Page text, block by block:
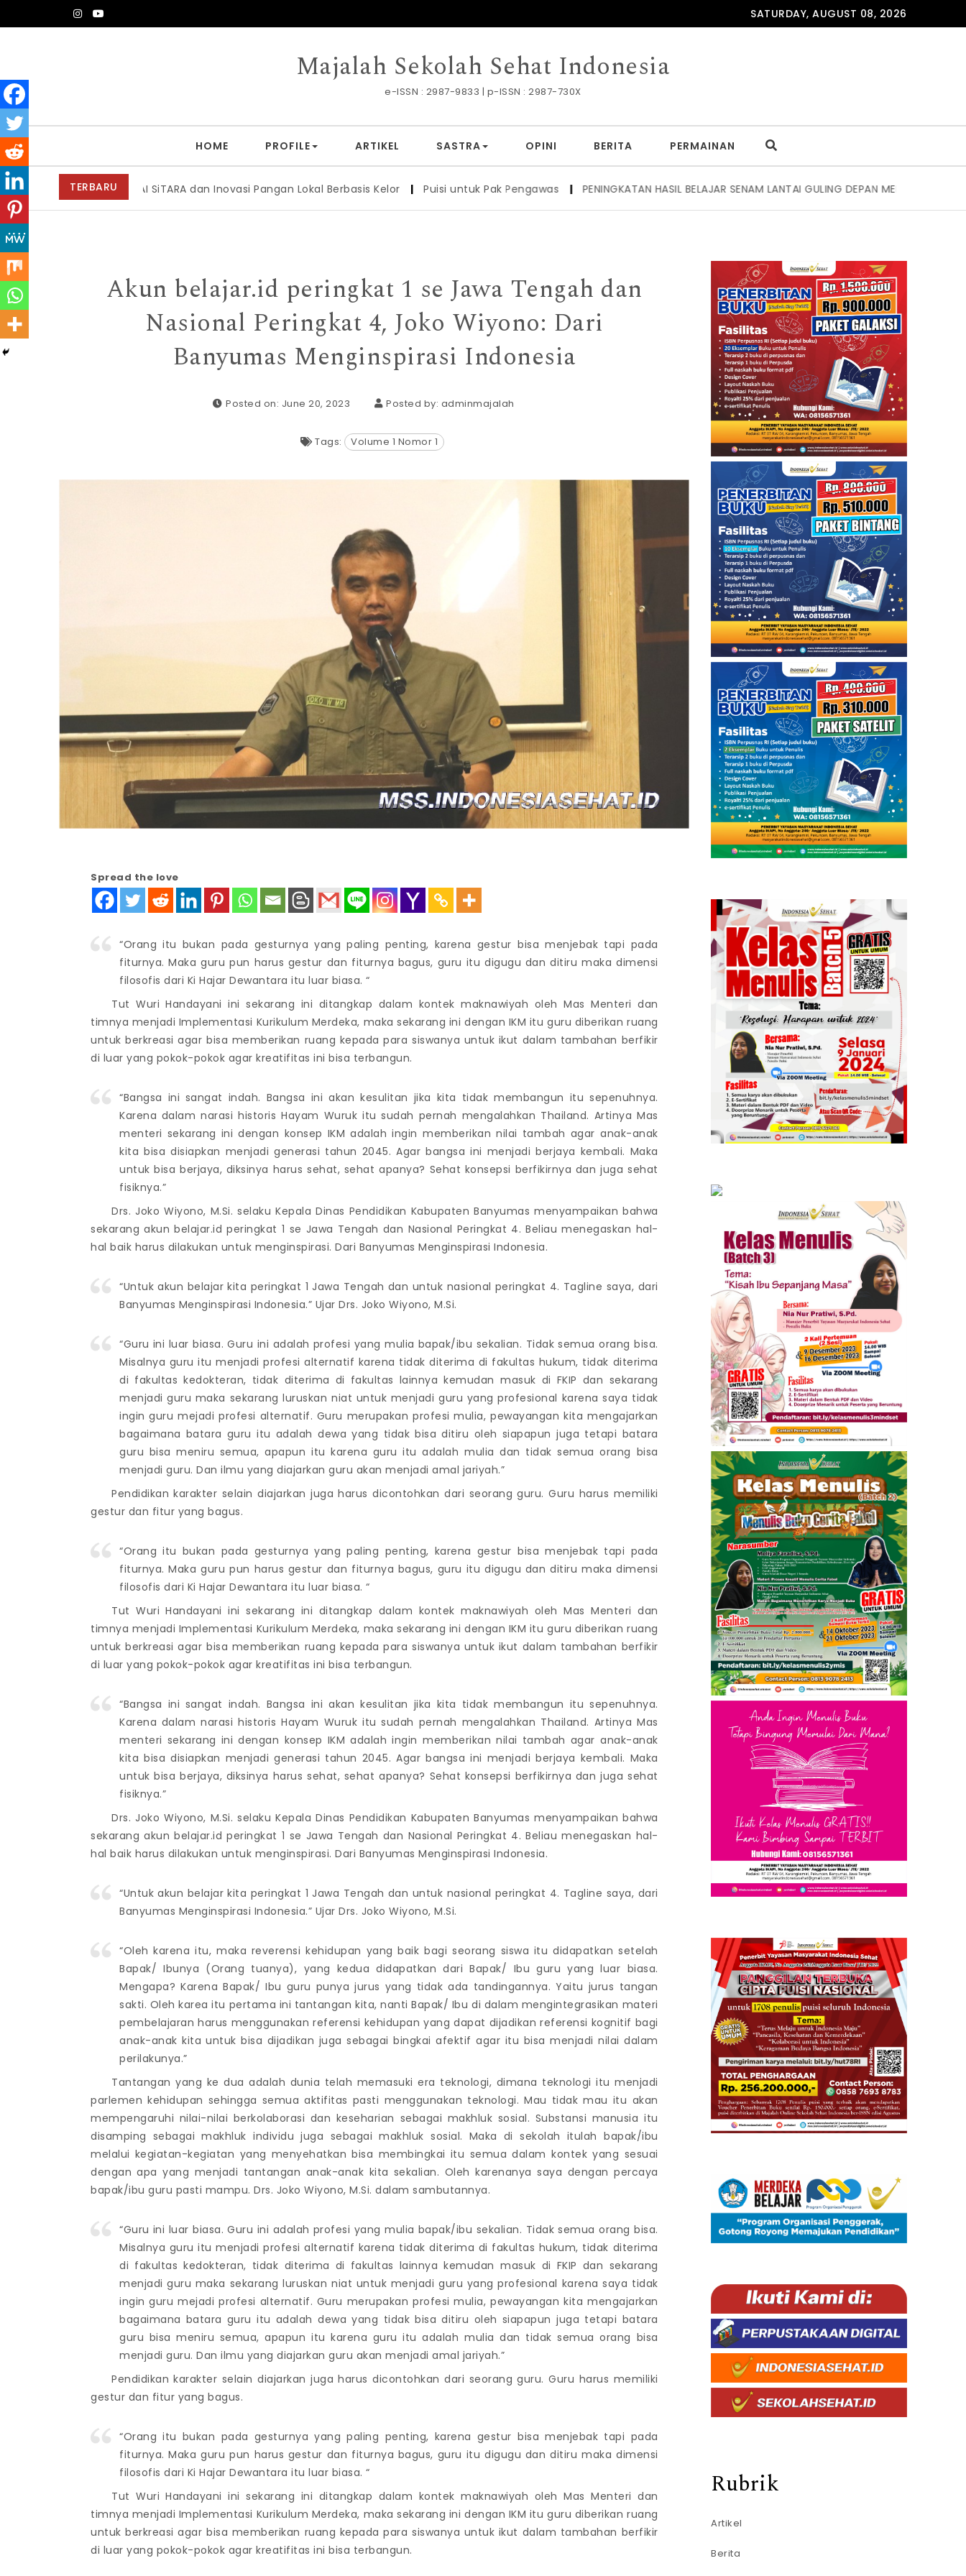
Skip to content SATURDAY, AUGUST 08, 2026
Majalah Sekolah Sehat Indonesia
e-ISSN : 2987-9833 | p-ISSN : 2987-730X
HOME PROFILE ARTIKEL SASTRA OPINI BERITA PERMAINAN
TERBARU
AI SiTARA dan Inovasi Pangan Lokal Berbasis Kelor | Puisi untuk Pak Pengawas | PENINGKATAN HASIL BELAJAR SENAM LANTAI GULING DEPAN MELALUI MEDIA BIDANG
Akun belajar.id peringkat 1 se Jawa Tengah dan
Nasional Peringkat 4, Joko Wiyono: Dari
Banyumas Menginspirasi Indonesia
Posted on: June 20, 2023 Posted by: adminmajalah
Tags: Volume 1 Nomor 1
Spread the love
“Orang itu bukan pada gesturnya yang paling penting, karena gestur bisa menjebak tapi pada
fiturnya. Maka guru pun harus gestur dan fiturnya bagus, guru itu digugu dan ditiru maka dimensi
filosofis dari Ki Hajar Dewantara itu luar biasa. “
Tut Wuri Handayani ini sekarang ini ditangkap dalam kontek maknawiyah oleh Mas Menteri dan
timnya menjadi Implementasi Kurikulum Merdeka, maka sekarang ini dengan IKM itu guru diberikan ruang
untuk berkreasi agar bisa memberikan ruang kepada para siswanya untuk ikut dalam tambahan berfikir
di luar yang pokok-pokok agar kreatifitas ini bisa terbangun.
“Bangsa ini sangat indah. Bangsa ini akan kesulitan jika kita tidak membangun itu sepenuhnya.
Karena dalam narasi historis Hayam Wuruk itu sudah pernah mengalahkan Thailand. Artinya Mas
menteri sekarang ini dengan konsep IKM adalah ingin memberikan nilai tambah agar anak-anak
kita bisa disiapkan menjadi generasi tahun 2045. Agar bangsa ini menjadi berjaya kembali. Maka
untuk bisa berjaya, diksinya harus sehat, sehat apanya? Sehat konsepsi berfikirnya dan juga sehat
fisiknya.”
Drs. Joko Wiyono, M.Si. selaku Kepala Dinas Pendidikan Kabupaten Banyumas menyampaikan bahwa
sekarang akun belajar.id peringkat 1 se Jawa Tengah dan Nasional Peringkat 4. Beliau menegaskan hal-
hal baik harus dilakukan untuk menginspirasi. Dari Banyumas Menginspirasi Indonesia.
“Untuk akun belajar kita peringkat 1 Jawa Tengah dan untuk nasional peringkat 4. Tagline saya, dari
Banyumas Menginspirasi Indonesia.” Ujar Drs. Joko Wiyono, M.Si.
“Guru ini luar biasa. Guru ini adalah profesi yang mulia bapak/ibu sekalian. Tidak semua orang bisa.
Misalnya guru itu menjadi profesi alternatif karena tidak diterima di fakultas hukum, tidak diterima
di fakultas kedokteran, tidak diterima di fakultas lainnya kemudan masuk di FKIP dan sekarang
menjadi guru maka sekarang luruskan niat untuk menjadi guru yang profesional karena saya tidak
ingin guru mejadi profesi alternatif. Guru merupakan profesi mulia, pewayangan kita mengajarkan
bagaimana batara guru itu adalah dewa yang tidak bisa ditiru oleh siapapun juga tetapi batara
guru bisa meniru semua, apapun itu karena guru itu adalah mulia dan tidak semua orang bisa
menjadi guru. Dan ilmu yang diajarkan guru akan menjadi amal jariyah.”
Pendidikan karakter selain diajarkan juga harus dicontohkan dari seorang guru. Guru harus memiliki
gestur dan fitur yang bagus.
“Orang itu bukan pada gesturnya yang paling penting, karena gestur bisa menjebak tapi pada
fiturnya. Maka guru pun harus gestur dan fiturnya bagus, guru itu digugu dan ditiru maka dimensi
filosofis dari Ki Hajar Dewantara itu luar biasa. “
Tut Wuri Handayani ini sekarang ini ditangkap dalam kontek maknawiyah oleh Mas Menteri dan
timnya menjadi Implementasi Kurikulum Merdeka, maka sekarang ini dengan IKM itu guru diberikan ruang
untuk berkreasi agar bisa memberikan ruang kepada para siswanya untuk ikut dalam tambahan berfikir
di luar yang pokok-pokok agar kreatifitas ini bisa terbangun.
“Bangsa ini sangat indah. Bangsa ini akan kesulitan jika kita tidak membangun itu sepenuhnya.
Karena dalam narasi historis Hayam Wuruk itu sudah pernah mengalahkan Thailand. Artinya Mas
menteri sekarang ini dengan konsep IKM adalah ingin memberikan nilai tambah agar anak-anak
kita bisa disiapkan menjadi generasi tahun 2045. Agar bangsa ini menjadi berjaya kembali. Maka
untuk bisa berjaya, diksinya harus sehat, sehat apanya? Sehat konsepsi berfikirnya dan juga sehat
fisiknya.”
Drs. Joko Wiyono, M.Si. selaku Kepala Dinas Pendidikan Kabupaten Banyumas menyampaikan bahwa
sekarang akun belajar.id peringkat 1 se Jawa Tengah dan Nasional Peringkat 4. Beliau menegaskan hal-
hal baik harus dilakukan untuk menginspirasi. Dari Banyumas Menginspirasi Indonesia.
“Untuk akun belajar kita peringkat 1 Jawa Tengah dan untuk nasional peringkat 4. Tagline saya, dari
Banyumas Menginspirasi Indonesia.” Ujar Drs. Joko Wiyono, M.Si.
“Oleh karena itu, maka reverensi kehidupan yang baik bagi seorang siswa itu didapatkan setelah
Bapak/ Ibunya (Orang tuanya), yang kedua didapatkan dari Bapak/ Ibu guru yang luar biasa.
Mengapa? Karena Bapak/ Ibu guru punya jurus yang tidak ada tandingannya. Yaitu jurus tangan
sakti. Oleh karea itu pertama ini tantangan kita, nanti Bapak/ Ibu di dalam mengintegrasikan materi
pembelajaran harus menggunakan referensi kehidupan yang dapat dijadikan referensi kognitif bagi
anak-anak kita untuk bisa dijadikan juga sebagai bingkai afektif agar itu bisa menjadi nilai dalam
perilakunya.”
Tantangan yang ke dua adalah dunia telah memasuki era teknologi, dimana teknologi itu menjadi
parlemen kehidupan sehingga semua aktifitas pasti menggunakan teknologi. Mau tidak mau itu akan
mempengaruhi nilai-nilai berkolaborasi dan keseharian sebagai makhluk sosial. Substansi manusia itu
disamping sebagai makhluk individu juga sebagai makhluk sosial. Maka di sekolah itulah bapak/ibu
melalui kegiatan-kegiatan yang menyehatkan bisa membingkai itu semua dalam kontek yang sesuai
dengan apa yang menjadi tantangan anak-anak kita sekalian. Oleh karenanya saya dengan percaya
bapak/ibu guru pasti mampu. Drs. Joko Wiyono, M.Si. dalam sambutannya.
“Guru ini luar biasa. Guru ini adalah profesi yang mulia bapak/ibu sekalian. Tidak semua orang bisa.
Misalnya guru itu menjadi profesi alternatif karena tidak diterima di fakultas hukum, tidak diterima
di fakultas kedokteran, tidak diterima di fakultas lainnya kemudan masuk di FKIP dan sekarang
menjadi guru maka sekarang luruskan niat untuk menjadi guru yang profesional karena saya tidak
ingin guru mejadi profesi alternatif. Guru merupakan profesi mulia, pewayangan kita mengajarkan
bagaimana batara guru itu adalah dewa yang tidak bisa ditiru oleh siapapun juga tetapi batara
guru bisa meniru semua, apapun itu karena guru itu adalah mulia dan tidak semua orang bisa
menjadi guru. Dan ilmu yang diajarkan guru akan menjadi amal jariyah.”
Pendidikan karakter selain diajarkan juga harus dicontohkan dari seorang guru. Guru harus memiliki
gestur dan fitur yang bagus.
“Orang itu bukan pada gesturnya yang paling penting, karena gestur bisa menjebak tapi pada
fiturnya. Maka guru pun harus gestur dan fiturnya bagus, guru itu digugu dan ditiru maka dimensi
filosofis dari Ki Hajar Dewantara itu luar biasa. “
Tut Wuri Handayani ini sekarang ini ditangkap dalam kontek maknawiyah oleh Mas Menteri dan
timnya menjadi Implementasi Kurikulum Merdeka, maka sekarang ini dengan IKM itu guru diberikan ruang
untuk berkreasi agar bisa memberikan ruang kepada para siswanya untuk ikut dalam tambahan berfikir
di luar yang pokok-pokok agar kreatifitas ini bisa terbangun.
Rubrik
Artikel
Berita